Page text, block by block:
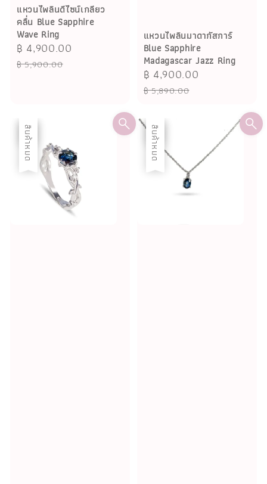
แหวนไพลินดีไซน์เกลียว
คลื่น Blue Sapphire
Wave Ring
Sale
price
฿ 4,900.00
฿ 5,900.00
แหวนไพลินมาดากัสการ์
Blue Sapphire
Madagascar Jazz Ring
Sale
price
฿ 4,900.00
฿ 5,890.00
ลด
สินค้าหมด ลด
สินค้าหมด